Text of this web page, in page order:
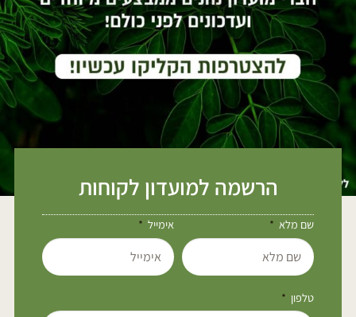
הרשמה למועדון לקוחות
שם מלא אימייל
טלפון